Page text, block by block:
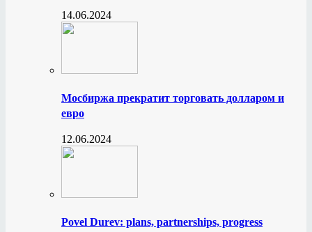
14.06.2024
Мосбиржа прекратит торговать долларом и
евро
12.06.2024
Povel Durev: plans, partnerships, progress